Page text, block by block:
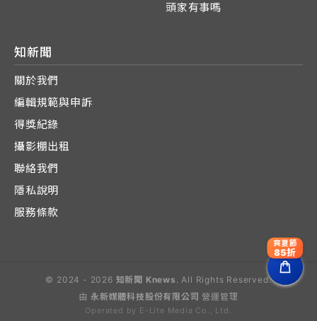
頭家有事嗎
知新聞
關於我們
編輯規範與申訴
得獎紀錄
攝影棚出租
聯絡我們
隱私說明
服務條款
© 2024 - 2026 知新聞 Knews . All Rights Reserved.
由 永新媒體科技股份有限公司 營運管理
Operated by E-Lite Media Co., Ltd.
爽夏節
85折